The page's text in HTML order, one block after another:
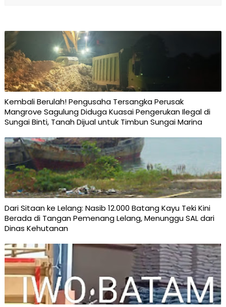
Kembali Berulah! Pengusaha Tersangka Perusak
Mangrove Sagulung Diduga Kuasai Pengerukan Ilegal di
Sungai Binti, Tanah Dijual untuk Timbun Sungai Marina
Dari Sitaan ke Lelang: Nasib 12.000 Batang Kayu Teki Kini
Berada di Tangan Pemenang Lelang, Menunggu SAL dari
Dinas Kehutanan